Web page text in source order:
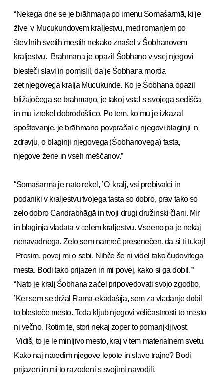
“Nekega dne se je brāhmaṇa po imenu Somaśarmā, ki je
živel v Mucukundovem kraljestvu, med romanjem po
številnih svetih mestih nekako znašel v Śobhanovem
kraljestvu. Brāhmaṇa je opazil Śobhano v vsej njegovi
blesteči slavi in pomislil, da je Śobhana morda
zet njegovega kralja Mucukunde. Ko je Śobhana opazil
bližajočega se brāhmaṇo, je takoj vstal s svojega sedišča
in mu izrekel dobrodošlico. Po tem, ko mu je izkazal
spoštovanje, je brāhmaṇo povprašal o njegovi blaginji in
zdravju, o blaginji njegovega (Śobhanovega) tasta,
njegove žene in vseh meščanov.”
“Somaśarmā je nato rekel, ’O, kralj, vsi prebivalci in
podaniki v kraljestvu tvojega tasta so dobro, prav tako so
zelo dobro Candrabhāgā in tvoji drugi družinski člani. Mir
in blaginja vladata v celem kraljestvu. Vseeno pa je nekaj
nenavadnega. Zelo sem namreč presenečen, da si ti tukaj!
Prosim, povej mi o sebi. Nihče še ni videl tako čudovitega
mesta. Bodi tako prijazen in mi povej, kako si ga dobil.’”
“Nato je kralj Śobhana začel pripovedovati svojo zgodbo,
’Ker sem se držal Ramā-ekādaśīja, sem za vladanje dobil
to blesteče mesto. Toda kljub njegovi veličastnosti to mesto
ni večno. Rotim te, stori nekaj zoper to pomanjkljivost.
Vidiš, to je le minljivo mesto, kraj v tem materialnem svetu.
Kako naj naredim njegove lepote in slave trajne? Bodi
prijazen in mi to razodeni s svojimi navodili.